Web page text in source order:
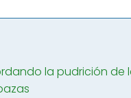
la pudrición de